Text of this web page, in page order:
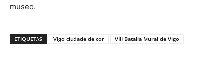
museo.
ETIQUETAS Vigo ciudade de cor VIII Batalla Mural de Vigo